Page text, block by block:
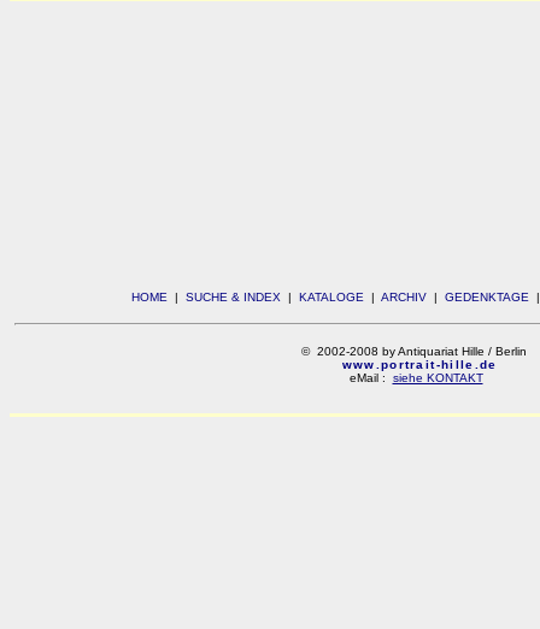
HOME | SUCHE & INDEX | KATALOGE | ARCHIV | GEDENKTAGE
© 2002-2008 by Antiquariat Hille / Berlin
www.portrait-hille.de
eMail : siehe KONTAKT